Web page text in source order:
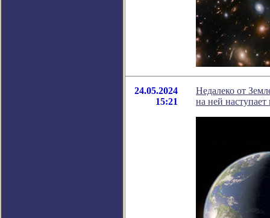
24.05.2024
15:21
Недалеко от
на ней